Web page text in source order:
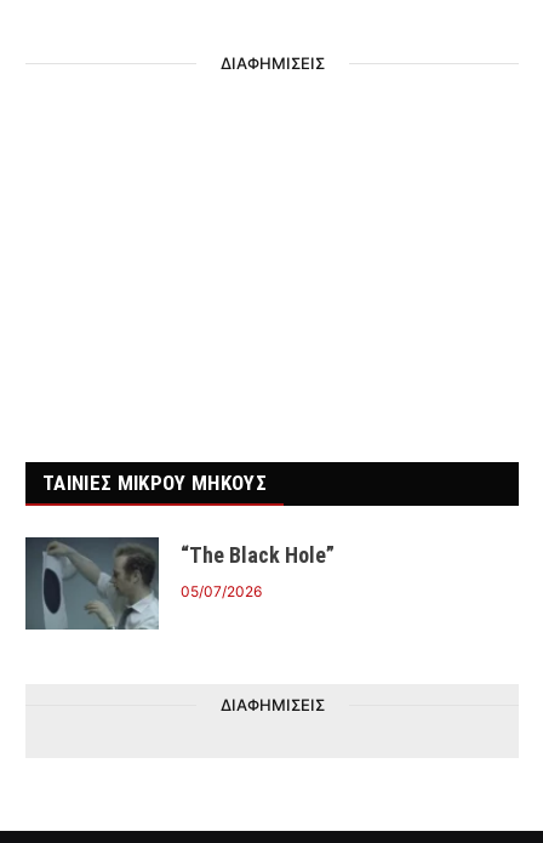
ΔΙΑΦΗΜΙΣΕΙΣ
ΤΑΙΝΙΕΣ ΜΙΚΡΟΥ ΜΗΚΟΥΣ
“The Black Hole”
05/07/2026
ΔΙΑΦΗΜΙΣΕΙΣ